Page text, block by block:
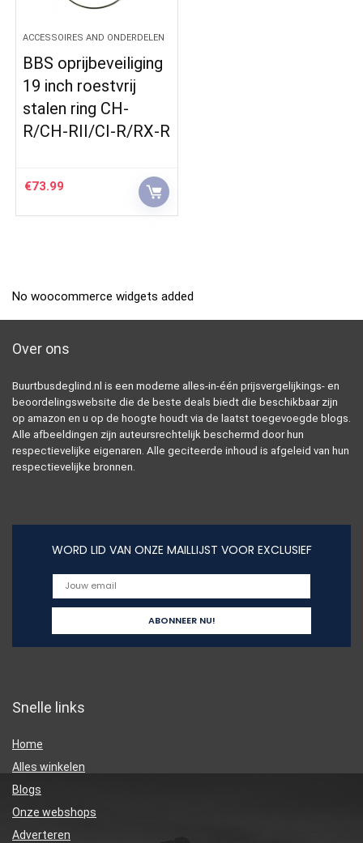
ACCESSOIRES AND ONDERDELEN
BBS oprijbeveiliging
19 inch roestvrij
stalen ring CH-
R/CH-RII/CI-R/RX-R
€73.99
No woocommerce widgets added
Over ons
Buurtbusdeglind.nl is een moderne alles-in-één prijsvergelijkings- en
beoordelingswebsite die de beste deals biedt die beschikbaar zijn
op amazon en u op de hoogte houdt via de laatst toegevoegde blogs.
Alle afbeeldingen zijn auteursrechtelijk beschermd door hun
respectievelijke eigenaren. Alle geciteerde inhoud is afgeleid van hun
respectievelijke bronnen.
WORD LID VAN ONZE MAILLIJST VOOR EXCLUSIEF
Snelle links
Home
Alles winkelen
Blogs
Onze webshops
Adverteren